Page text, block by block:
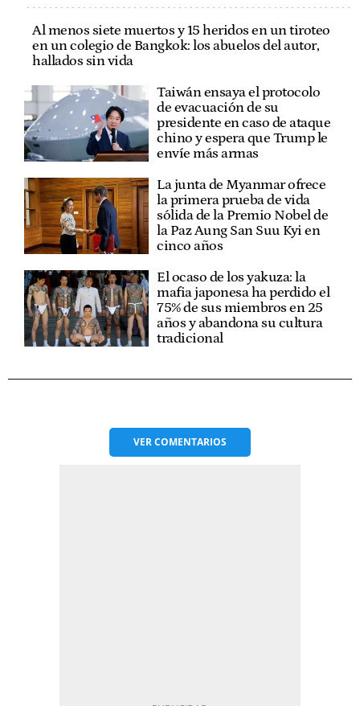
Al menos siete muertos y 15 heridos en un tiroteo
en un colegio de Bangkok: los abuelos del autor,
hallados sin vida
Taiwán ensaya el protocolo
de evacuación de su
presidente en caso de ataque
chino y espera que Trump le
envíe más armas
La junta de Myanmar ofrece
la primera prueba de vida
sólida de la Premio Nobel de
la Paz Aung San Suu Kyi en
cinco años
El ocaso de los yakuza: la
mafia japonesa ha perdido el
75% de sus miembros en 25
años y abandona su cultura
tradicional
VERCOMENTARIOS